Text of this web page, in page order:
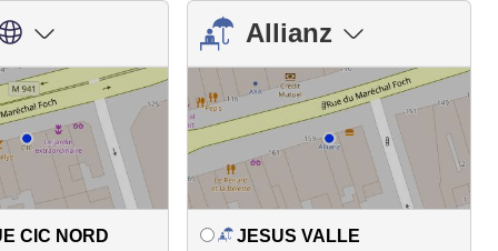
CIC NORD
Allianz
JESUS VALLE